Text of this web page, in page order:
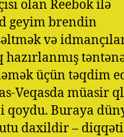
olan Reebok ilə
geyim brendin
və
üçün təqdim
Veqasda müasir
Buraya
daxildir – diqqəti